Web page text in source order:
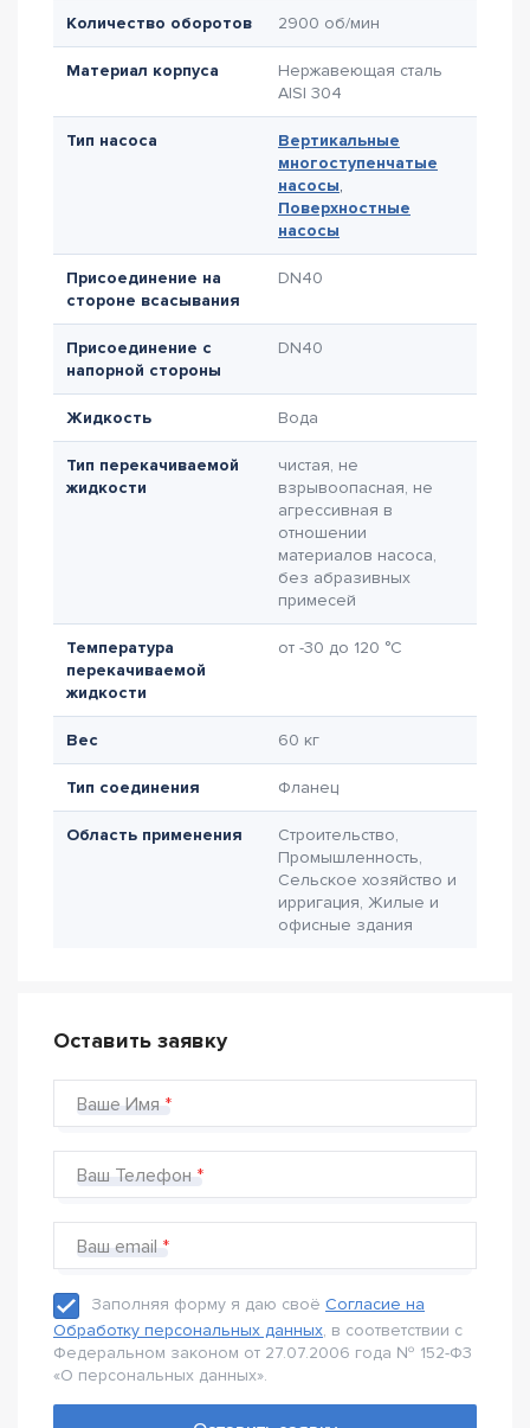
Количество оборотов 2900 об/мин
Материал корпуса
Нержавеющая сталь
AISI 304
Тип насоса
Вертикальные
многоступенчатые
насосы,
Поверхностные
насосы
Присоединение на
стороне всасывания
DN40
Присоединение с
напорной стороны
DN40
Жидкость Вода
Тип перекачиваемой
жидкости
чистая, не
взрывоопасная, не
агрессивная в
отношении
материалов насоса,
без абразивных
примесей
Температура
перекачиваемой
жидкости
от -30 до 120 °C
Вес 60 кг
Тип соединения Фланец
Область применения
Строительство,
Промышленность,
Сельское хозяйство и
ирригация, Жилые и
офисные здания
Оставить заявку
Ваше Имя
Ваш Телефон
Ваш email
Заполняя форму я даю своё Согласие на
Обработку персональных данных, в соответствии с
Федеральном законом от 27.07.2006 года № 152-Ф3
«О персональных данных».